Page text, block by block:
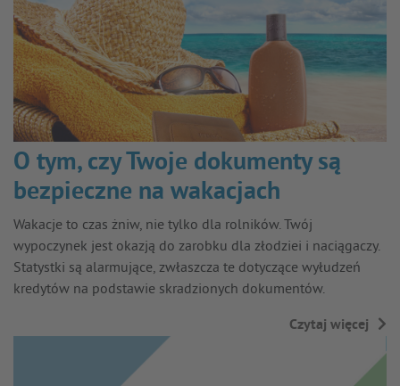
O tym, czy Twoje dokumenty są
bezpieczne na wakacjach
Wakacje to czas żniw, nie tylko dla rolników. Twój
wypoczynek jest okazją do zarobku dla złodziei i naciągaczy.
Statystki są alarmujące, zwłaszcza te dotyczące wyłudzeń
kredytów na podstawie skradzionych dokumentów.
Czytaj więcej